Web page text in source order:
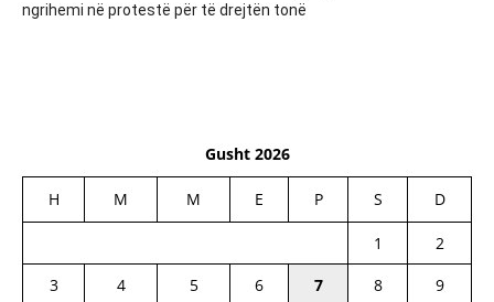
ngrihemi në protestë për të drejtën tonë
Gusht 2026
H M M E P S D
1
2
3
4 5 6 7 8
9